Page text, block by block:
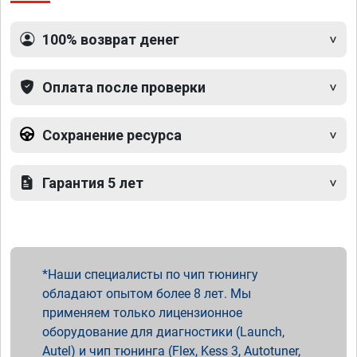
100% возврат денег
Оплата после проверки
Сохранение ресурса
Гарантия 5 лет
Наши специалисты по чип тюнингу
обладают опытом более 8 лет. Мы
применяем только лицензионное
оборудование для диагностики (Launch,
Autel) и чип тюнинга (Flex, Kess 3, Autotuner,